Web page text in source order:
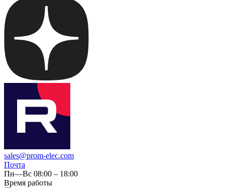
sales@prom-elec.com
Почта
Пн—Вс 08:00 – 18:00
Время работы